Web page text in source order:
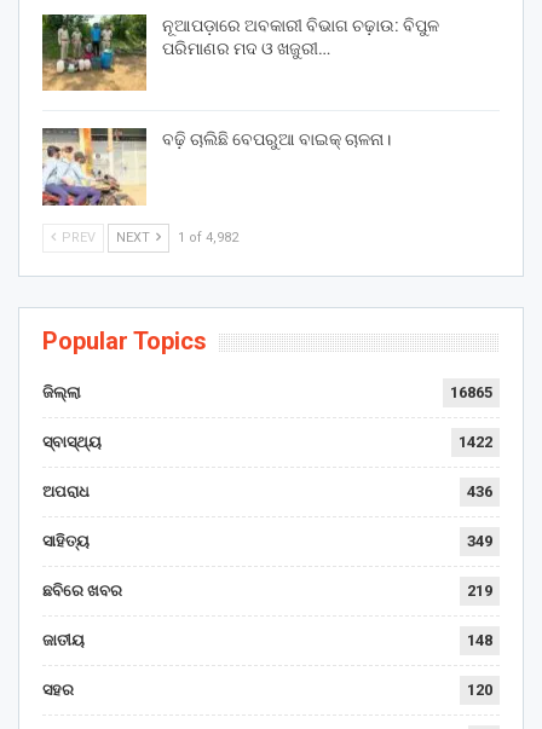
ନୂଆପଡ଼ାରେ ଅବକାରୀ ବିଭାଗ ଚଢ଼ାଉ: ବିପୁଳ
ପରିମାଣର ମଦ ଓ ଖଜୁରୀ…
ବଢ଼ି ଚାଲିଛି ବେପରୁଆ ବାଇକ୍ ଚାଳନା।
PREV NEXT 1 of 4,982
Popular Topics
ଜିଲ୍ଲା 16865
ସ୍ବାସ୍ଥ୍ୟ 1422
ଅପରାଧ 436
ସାହିତ୍ୟ 349
ଛବିରେ ଖବର 219
ଜାତୀୟ 148
ସହର 120